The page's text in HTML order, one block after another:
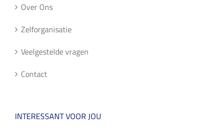
Over Ons
Zelforganisatie
Veelgestelde vragen
Contact
INTERESSANT VOOR JOU